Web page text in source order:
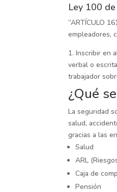
Ley 100
“ARTÍCULO
empleadores,
1. Inscribir en
verbal o
trabajador
¿Qué
La seguridad
salud,
gracias a las
Salud
ARL
Caja de
Pensión